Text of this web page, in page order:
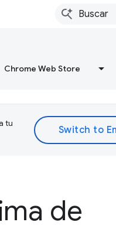
Chrome Web Store
tu
de